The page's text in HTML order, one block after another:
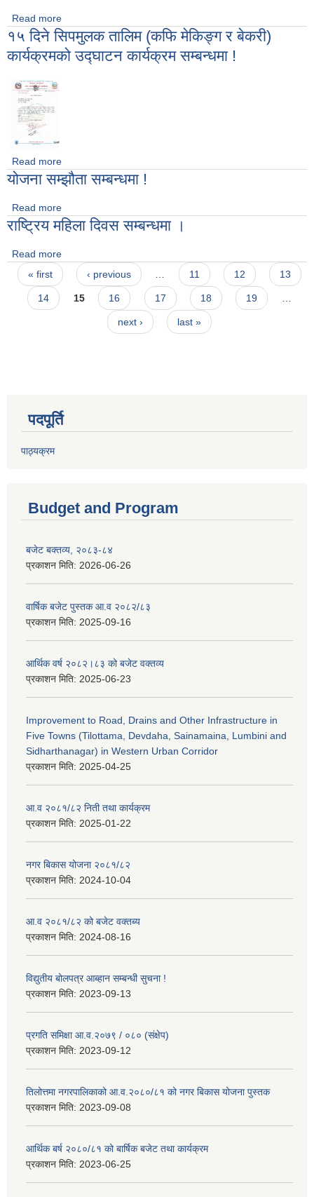
Read more
सम्बन्धमा !
१५ दिने सिपमुलक तालिम (कफि मेकिङ्ग र बेकरी)
कार्यक्रमको उद्घाटन कार्यक्रम सम्बन्धमा !
Read more
उद्घाटन कार्यक्रम सम्बन्धमा !
योजना सम्झौता सम्बन्धमा !
Read more
राष्ट्रिय महिला दिवस सम्बन्धमा ।
Read more
Pages
« first ‹ previous … 11 12 13
14 15 16 17 18 19 …
next › last »
पदपूर्ति
पाठ्यक्रम
Budget and Program
बजेट बक्तव्य, २०८३-८४
प्रकाशन मिति: 2026-06-26
वार्षिक बजेट पुस्तक आ.व २०८२/८३
प्रकाशन मिति: 2025-09-16
आर्थिक वर्ष २०८२।८३ को बजेट वक्तव्य
प्रकाशन मिति: 2025-06-23
Improvement to Road, Drains and Other Infrastructure in
Five Towns (Tilottama, Devdaha, Sainamaina, Lumbini and
Sidharthanagar) in Western Urban Corridor
प्रकाशन मिति: 2025-04-25
आ.व २०८१/८२ निती तथा कार्यक्रम
प्रकाशन मिति: 2025-01-22
नगर बिकास योजना २०८१/८२
प्रकाशन मिति: 2024-10-04
आ.व २०८१/८२ को बजेट वक्तब्य
प्रकाशन मिति: 2024-08-16
विद्युतीय बोलपत्र आब्हान सम्बन्धी सुचना !
प्रकाशन मिति: 2023-09-13
प्रगति समिक्षा आ.व.२०७९ / ०८० (संक्षेप)
प्रकाशन मिति: 2023-09-12
तिलोत्तमा नगरपालिकाको आ.व.२०८०/८१ को नगर बिकास योजना पुस्तक
प्रकाशन मिति: 2023-09-08
आर्थिक बर्ष २०८०/८१ को बार्षिक बजेट तथा कार्यक्रम
प्रकाशन मिति: 2023-06-25